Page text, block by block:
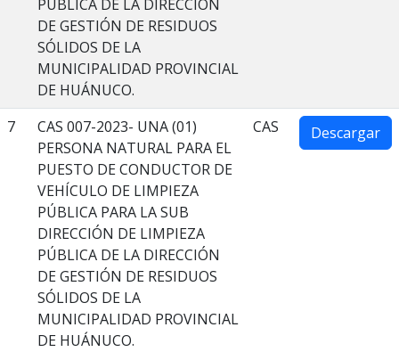
PÚBLICA DE LA DIRECCIÓN
DE GESTIÓN DE RESIDUOS
SÓLIDOS DE LA
MUNICIPALIDAD PROVINCIAL
DE HUÁNUCO.
7
CAS 007-2023- UNA (01)
PERSONA NATURAL PARA EL
PUESTO DE CONDUCTOR DE
VEHÍCULO DE LIMPIEZA
PÚBLICA PARA LA SUB
DIRECCIÓN DE LIMPIEZA
PÚBLICA DE LA DIRECCIÓN
DE GESTIÓN DE RESIDUOS
SÓLIDOS DE LA
MUNICIPALIDAD PROVINCIAL
DE HUÁNUCO.
CAS Descargar